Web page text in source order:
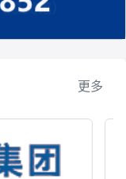
更多